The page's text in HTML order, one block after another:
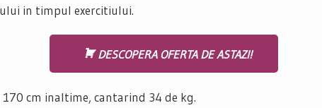
in timpul exercitiului.
DESCOPERA OFERTA DE ASTAZI!
cm inaltime, cantarind 34 de kg.